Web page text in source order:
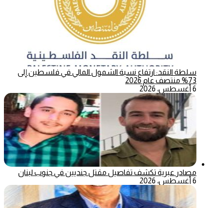
سلطة النقد: ارتفاع نسبة الشمول المالي في فلسطين إلى
73% منتصف عام 2026
6 أغسطس، 2026
مصادر عبرية تكشف تفاصيل مقتل جنديين في جنوب لبنان
6 أغسطس، 2026